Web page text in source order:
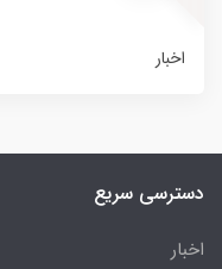
اخبار
دسترسی سریع
اخبار